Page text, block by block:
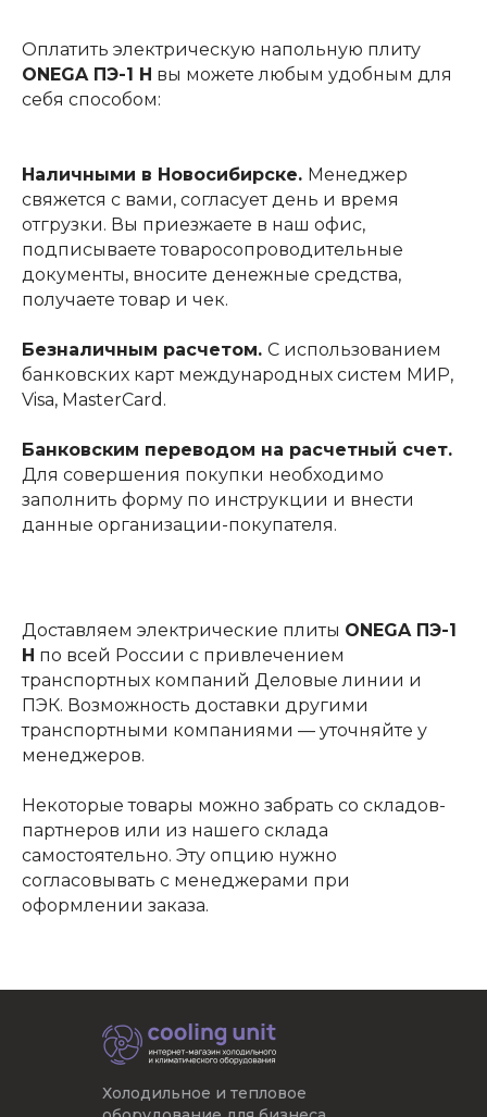
Оплатить электрическую напольную плиту
ONEGA ПЭ-1 Н вы можете любым удобным для
себя способом:
Наличными в Новосибирске. Менеджер
свяжется с вами, согласует день и время
отгрузки. Вы приезжаете в наш офис,
подписываете товаросопроводительные
документы, вносите денежные средства,
получаете товар и чек.
Безналичным расчетом. С использованием
банковских карт международных систем МИР,
Visa, MasterCard.
Банковским переводом на расчетный счет.
Для совершения покупки необходимо
заполнить форму по инструкции и внести
данные организации-покупателя.
Доставляем электрические плиты ONEGA ПЭ-1
Н по всей России с привлечением
транспортных компаний Деловые линии и
ПЭК. Возможность доставки другими
транспортными компаниями — уточняйте у
менеджеров.
Некоторые товары можно забрать со складов-
партнеров или из нашего склада
самостоятельно. Эту опцию нужно
согласовывать с менеджерами при
оформлении заказа.
Холодильное и тепловое